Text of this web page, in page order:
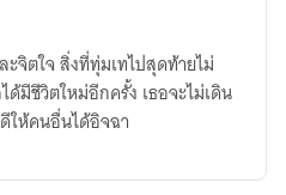
ะจิตใจ สิ่งที่ทุ่มเทไปสุดท้ายไม่
ด้มีชีวิตใหม่อีกครั้ง เธอจะไม่เดิน
ให้คนอื่นได้อิจฉา